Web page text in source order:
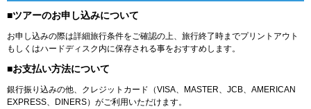
■ツアーのお申し込みについて
お申し込みの際は詳細旅行条件をご確認の上、旅行終了時までプリントアウト
もしくはハードディスク内に保存される事をおすすめします。
■お支払い方法について
銀行振り込みの他、クレジットカード（VISA、MASTER、JCB、AMERICAN
EXPRESS、DINERS）がご利用いただけます。